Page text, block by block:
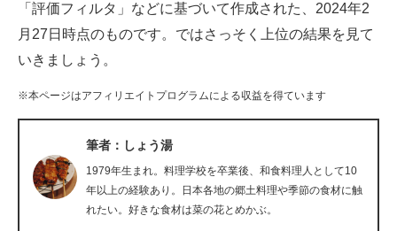
企業ITのトレンドを詳説
ITエンジニア向け専門サイト
企業向けIT製品の総合サイト
「評価フィルタ」などに基づいて作成された、2024年2
月27日時点のものです。ではさっそく上位の結果を見て
いきましょう。
※本ページはアフィリエイトプログラムによる収益を得ています
筆者：しょう湯
1979年生まれ。料理学校を卒業後、和食料理人として10
年以上の経験あり。日本各地の郷土料理や季節の食材に触
れたい。好きな食材は菜の花とめかぶ。